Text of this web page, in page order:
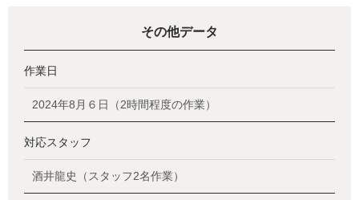
その他データ
作業日
2024年8月６日（2時間程度の作業）
対応スタッフ
酒井龍史（スタッフ2名作業）